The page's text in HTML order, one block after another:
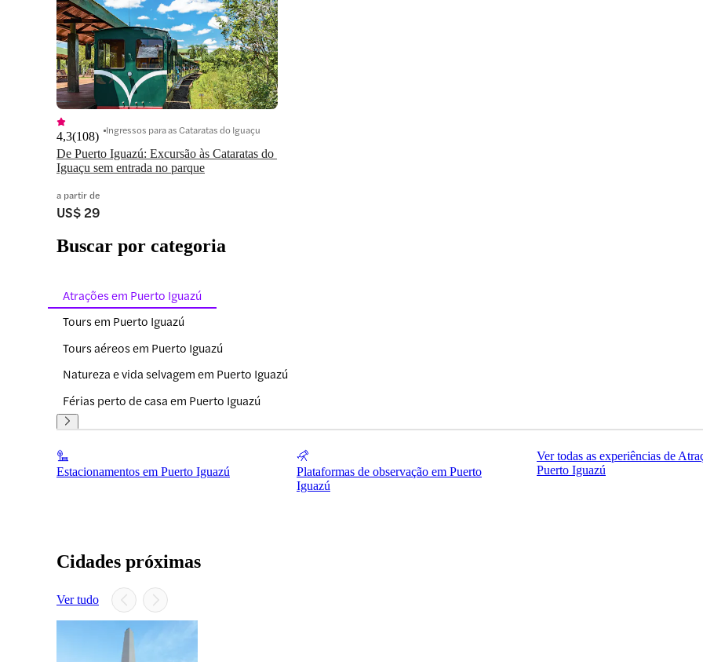
De Puerto Iguazú: Excursão às Cataratas do
Iguaçu sem entrada no parque
4,3(108) Ingressos para as Cataratas do Iguaçu
a partir de
US$ 29
Buscar por categoria
Atrações em Puerto Iguazú
Tours em Puerto Iguazú
Tours aéreos em Puerto Iguazú
Natureza e vida selvagem em Puerto Iguazú
Férias perto de casa em Puerto Iguazú
Estacionamentos em Puerto Iguazú
Plataformas de observação em Puerto
Iguazú
Ver todas as experiências de
Puerto Iguazú
Cidades próximas
Ver tudo